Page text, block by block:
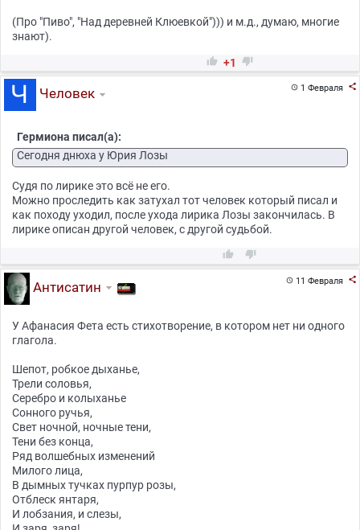
(Про "Пиво", "Над деревней Клюевкой"))) и м.д., думаю, многие
знают).
 +1 
1 Февраля 
Человек
Гермиона писал(а):
Сегодня днюха у Юрия Лозы
Судя по лирике это всё не его.
Можно проследить как затухал тот человек который писал и
как походу уходил, после ухода лирика Лозы закончилась. В
лирике описан другой человек, с другой судьбой.
 
11 Февраля 
Антисатин
У Афанасия Фета есть стихотворение, в котором нет ни одного
глагола.
Шепот, робкое дыханье,
Трели соловья,
Серебро и колыханье
Сонного ручья,
Свет ночной, ночные тени,
Тени без конца,
Ряд волшебных изменений
Милого лица,
В дымных тучках пурпур розы,
Oтблеск янтаря,
И лобзания, и слезы,